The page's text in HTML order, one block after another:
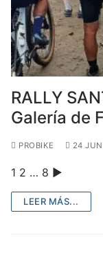
RALLY
Galería de
PROBIKE 24
1 2 … 8 ►
LEER MÁS...